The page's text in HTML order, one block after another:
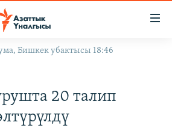
Бишкек убактысы 18:46
20 талип